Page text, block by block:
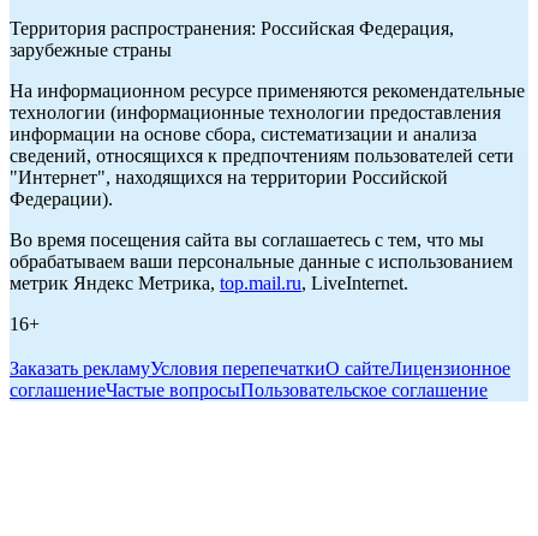
Территория распространения: Российская Федерация,
зарубежные страны
На информационном ресурсе применяются рекомендательные
технологии (информационные технологии предоставления
информации на основе сбора, систематизации и анализа
сведений, относящихся к предпочтениям пользователей сети
"Интернет", находящихся на территории Российской
Федерации).
Во время посещения сайта вы соглашаетесь с тем, что мы
обрабатываем ваши персональные данные с использованием
метрик Яндекс Метрика, top.mail.ru, LiveInternet.
16+
Заказать рекламуУсловия перепечаткиО сайтеЛицензионное
соглашениеЧастые вопросыПользовательское соглашение